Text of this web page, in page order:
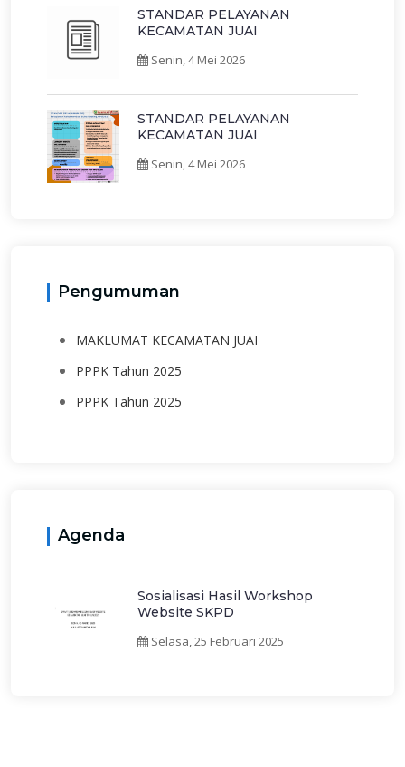
STANDAR PELAYANAN
KECAMATAN JUAI
Senin, 4 Mei 2026
STANDAR PELAYANAN
KECAMATAN JUAI
Senin, 4 Mei 2026
Pengumuman
MAKLUMAT KECAMATAN JUAI
PPPK Tahun 2025
PPPK Tahun 2025
Agenda
Sosialisasi Hasil Workshop
Website SKPD
Selasa, 25 Februari 2025